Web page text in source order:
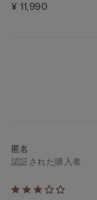
¥ 11,990
5
認証された購入者